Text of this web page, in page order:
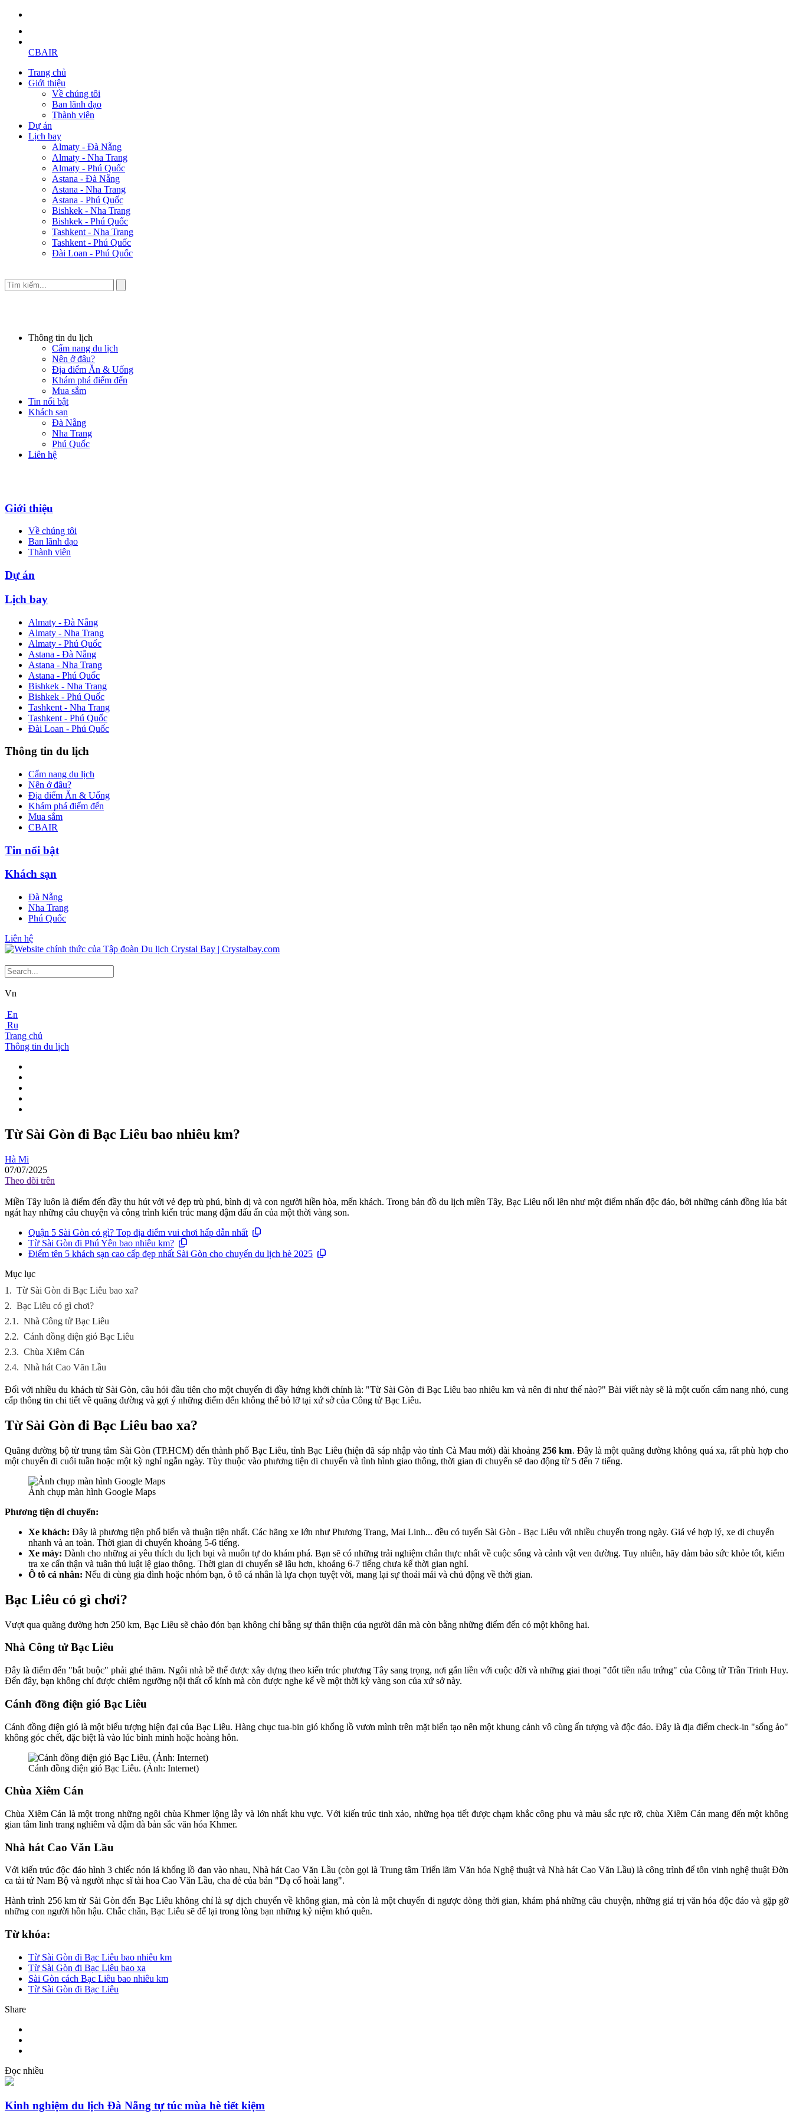
CBAIR
Trang chủ
Giới thiệu
Về chúng tôi
Ban lãnh đạo
Thành viên
Dự án
Lịch bay
Almaty - Đà Nẵng
Almaty - Nha Trang
Almaty - Phú Quốc
Astana - Đà Nẵng
Astana - Nha Trang
Astana - Phú Quốc
Bishkek - Nha Trang
Bishkek - Phú Quốc
Tashkent - Nha Trang
Tashkent - Phú Quốc
Đài Loan - Phú Quốc
Thông tin du lịch
Cẩm nang du lịch
Nên ở đâu?
Địa điểm Ăn & Uống
Khám phá điểm đến
Mua sắm
Tin nổi bật
Khách sạn
Đà Nẵng
Nha Trang
Phú Quốc
Liên hệ
Giới thiệu
Về chúng tôi
Ban lãnh đạo
Thành viên
Dự án
Lịch bay
Almaty - Đà Nẵng
Almaty - Nha Trang
Almaty - Phú Quốc
Astana - Đà Nẵng
Astana - Nha Trang
Astana - Phú Quốc
Bishkek - Nha Trang
Bishkek - Phú Quốc
Tashkent - Nha Trang
Tashkent - Phú Quốc
Đài Loan - Phú Quốc
Thông tin du lịch
Cẩm nang du lịch
Nên ở đâu?
Địa điểm Ăn & Uống
Khám phá điểm đến
Mua sắm
CBAIR
Tin nổi bật
Khách sạn
Đà Nẵng
Nha Trang
Phú Quốc
Liên hệ
Vn
En
Ru
Trang chủ
Thông tin du lịch
Từ Sài Gòn đi Bạc Liêu bao nhiêu km?
Hà Mi
07/07/2025
Theo dõi trên
Miền Tây luôn là điểm đến đầy thu hút với vẻ đẹp trù phú, bình dị và con người hiền hòa, mến khách. Trong bản đồ du lịch miền Tây, Bạc Liêu nổi lên như một điểm nhấn độc đáo, bởi những cánh đồng lúa bát
ngát hay những câu chuyện và công trình kiến trúc mang đậm dấu ấn của một thời vàng son.
Quận 5 Sài Gòn có gì? Top địa điểm vui chơi hấp dẫn nhất
Từ Sài Gòn đi Phú Yên bao nhiêu km?
Điểm tên 5 khách sạn cao cấp đẹp nhất Sài Gòn cho chuyến du lịch hè 2025
Mục lục
1. Từ Sài Gòn đi Bạc Liêu bao xa?
2. Bạc Liêu có gì chơi?
2.1. Nhà Công tử Bạc Liêu
2.2. Cánh đồng điện gió Bạc Liêu
2.3. Chùa Xiêm Cán
2.4. Nhà hát Cao Văn Lầu
Đối với nhiều du khách từ Sài Gòn, câu hỏi đầu tiên cho một chuyến đi đầy hứng khởi chính là: "Từ Sài Gòn đi Bạc Liêu bao nhiêu km và nên đi như thế nào?" Bài viết này sẽ là một cuốn cẩm nang nhỏ, cung
cấp thông tin chi tiết về quãng đường và gợi ý những điểm đến không thể bỏ lỡ tại xứ sở của Công tử Bạc Liêu.
Từ Sài Gòn đi Bạc Liêu bao xa?
Quãng đường bộ từ trung tâm Sài Gòn (TP.HCM) đến thành phố Bạc Liêu, tỉnh Bạc Liêu (hiện đã sáp nhập vào tỉnh Cà Mau mới) dài khoảng256 km. Đây là một quãng đường không quá xa, rất phù hợp cho
một chuyến đi cuối tuần hoặc một kỳ nghỉ ngắn ngày. Tùy thuộc vào phương tiện di chuyển và tình hình giao thông, thời gian di chuyển sẽ dao động từ 5 đến 7 tiếng.
Ảnh chụp màn hình Google Maps
Phương tiện di chuyển:
Xe khách: Đây là phương tiện phổ biến và thuận tiện nhất. Các hãng xe lớn như Phương Trang, Mai Linh... đều có tuyến Sài Gòn - Bạc Liêu với nhiều chuyến trong ngày. Giá vé hợp lý, xe di chuyển
nhanh và an toàn. Thời gian di chuyển khoảng 5-6 tiếng.
Xe máy: Dành cho những ai yêu thích du lịch bụi và muốn tự do khám phá. Bạn sẽ có những trải nghiệm chân thực nhất về cuộc sống và cảnh vật ven đường. Tuy nhiên, hãy đảm bảo sức khỏe tốt, kiểm
tra xe cẩn thận và tuân thủ luật lệ giao thông. Thời gian di chuyển sẽ lâu hơn, khoảng 6-7 tiếng chưa kể thời gian nghỉ.
Ô tô cá nhân: Nếu đi cùng gia đình hoặc nhóm bạn, ô tô cá nhân là lựa chọn tuyệt vời, mang lại sự thoải mái và chủ động về thời gian.
Bạc Liêu có gì chơi?
Vượt qua quãng đường hơn 250 km, Bạc Liêu sẽ chào đón bạn không chỉ bằng sự thân thiện của người dân mà còn bằng những điểm đến có một không hai.
Nhà Công tử Bạc Liêu
Đây là điểm đến "bắt buộc" phải ghé thăm. Ngôi nhà bề thế được xây dựng theo kiến trúc phương Tây sang trọng, nơi gắn liền với cuộc đời và những giai thoại "đốt tiền nấu trứng" của Công tử Trần Trinh Huy.
Đến đây, bạn không chỉ được chiêm ngưỡng nội thất cổ kính mà còn được nghe kể về một thời kỳ vàng son của xứ sở này.
Cánh đồng điện gió Bạc Liêu
Cánh đồng điện gió là một biểu tượng hiện đại của Bạc Liêu. Hàng chục tua-bin gió khổng lồ vươn mình trên mặt biển tạo nên một khung cảnh vô cùng ấn tượng và độc đáo. Đây là địa điểm check-in "sống ảo"
không góc chết, đặc biệt là vào lúc bình minh hoặc hoàng hôn.
Cánh đồng điện gió Bạc Liêu. (Ảnh: Internet)
Chùa Xiêm Cán
Chùa Xiêm Cán là một trong những ngôi chùa Khmer lộng lẫy và lớn nhất khu vực. Với kiến trúc tinh xảo, những họa tiết được chạm khắc công phu và màu sắc rực rỡ, chùa Xiêm Cán mang đến một không
gian tâm linh trang nghiêm và đậm đà bản sắc văn hóa Khmer.
Nhà hát Cao Văn Lầu
Với kiến trúc độc đáo hình 3 chiếc nón lá khổng lồ đan vào nhau, Nhà hát Cao Văn Lầu (còn gọi là Trung tâm Triển lãm Văn hóa Nghệ thuật và Nhà hát Cao Văn Lầu) là công trình để tôn vinh nghệ thuật Đờn
ca tài tử Nam Bộ và người nhạc sĩ tài hoa Cao Văn Lầu, cha đẻ của bản "Dạ cổ hoài lang".
Hành trình 256 km từ Sài Gòn đến Bạc Liêu không chỉ là sự dịch chuyển về không gian, mà còn là một chuyến đi ngược dòng thời gian, khám phá những câu chuyện, những giá trị văn hóa độc đáo và gặp gỡ
những con người hồn hậu. Chắc chắn, Bạc Liêu sẽ để lại trong lòng bạn những kỷ niệm khó quên.
Từ khóa:
Từ Sài Gòn đi Bạc Liêu bao nhiêu km
Từ Sài Gòn đi Bạc Liêu bao xa
Sài Gòn cách Bạc Liêu bao nhiêu km
Từ Sài Gòn đi Bạc Liêu
Share
Đọc nhiều
Kinh nghiệm du lịch Đà Nẵng tự túc mùa hè tiết kiệm